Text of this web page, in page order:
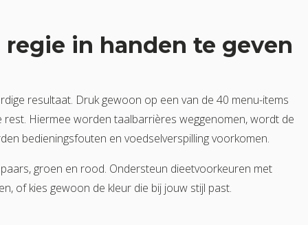
in handen te geven
resultaat. Druk gewoon op een van de 40 menu-items
Hiermee worden taalbarrières weggenomen, wordt de
bedieningsfouten en voedselverspilling voorkomen.
groen en rood. Ondersteun dieetvoorkeuren met
of kies gewoon de kleur die bij jouw stijl past.